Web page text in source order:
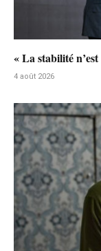
« La stabilité
4 août 2026